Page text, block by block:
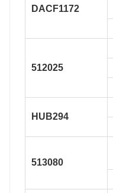
DACF1172
512025
HUB294
513080